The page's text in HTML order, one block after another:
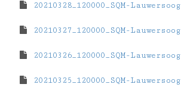
20210328_120000_SQM-Lauwersoog.dat
20210327_120000_SQM-Lauwersoog.dat
20210326_120000_SQM-Lauwersoog.dat
20210325_120000_SQM-Lauwersoog.dat